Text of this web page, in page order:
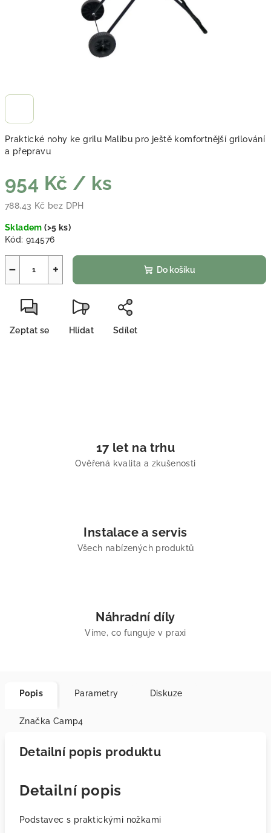
Praktické nohy ke grilu Malibu pro ještě komfortnější grilování
a přepravu
954 Kč / ks
788,43 Kč bez DPH
Skladem(>5 ks)
Kód: 914576
+
− Do košíku
Zeptat se Hlídat Sdílet
17 let na trhu
Ověřená kvalita a zkušenosti
Instalace a servis
Všech nabízených produktů
Náhradní díly
Víme, co funguje v praxi
Popis Parametry Diskuze
Značka Camp4
Detailní popis produktu
Detailní popis
Podstavec s praktickými nožkami